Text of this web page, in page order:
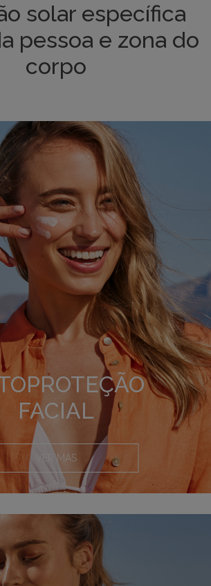
solar específica
pessoa e zona do
corpo
FACIAL
VER MÁS